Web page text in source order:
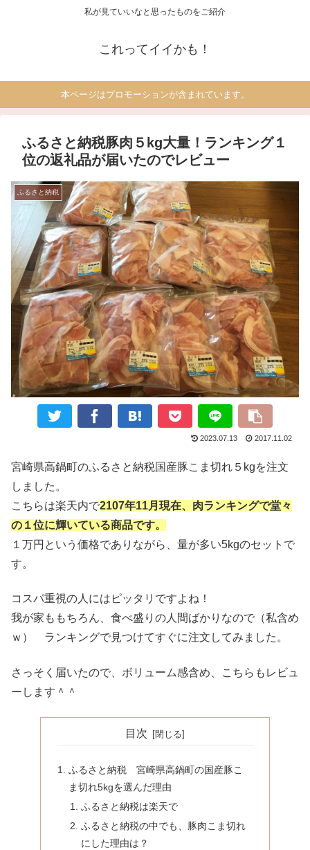
私が見ていいなと思ったものをご紹介
これってイイかも！
本ページはプロモーションが含まれています。
ふるさと納税豚肉５kg大量！ランキング１
位の返礼品が届いたのでレビュー
ふるさと納税
2023.07.13 2017.11.02
宮崎県高鍋町のふるさと納税国産豚こま切れ５kgを注文
しました。
こちらは楽天内で2107年11月現在、肉ランキングで堂々
の１位に輝いている商品です。
１万円という価格でありながら、量が多い5kgのセットで
す。
コスパ重視の人にはピッタリですよね！
我が家ももちろん、食べ盛りの人間ばかりなので（私含め
ｗ） ランキングで見つけてすぐに注文してみました。
さっそく届いたので、ボリューム感含め、こちらもレビュ
ーします＾＾
目次
ふるさと納税 宮崎県高鍋町の国産豚こ
ま切れ5kgを選んだ理由
ふるさと納税は楽天で
ふるさと納税の中でも、豚肉こま切れ
にした理由は？